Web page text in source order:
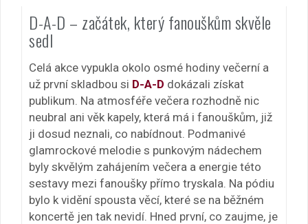
D-A-D – začátek, který fanouškům skvěle
sedl
Celá akce vypukla okolo osmé hodiny večerní a
už první skladbou si D-A-D dokázali získat
publikum. Na atmosféře večera rozhodně nic
neubral ani věk kapely, která má i fanouškům, již
ji dosud neznali, co nabídnout. Podmanivé
glamrockové melodie s punkovým nádechem
byly skvělým zahájením večera a energie této
sestavy mezi fanoušky přímo tryskala. Na pódiu
bylo k vidění spousta věcí, které se na běžném
koncertě jen tak nevidí. Hned první, co zaujme, je